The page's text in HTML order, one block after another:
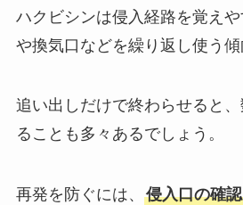
ハクビシンは侵入経路を覚え
や換気口などを繰り返し使う傾
追い出しだけで終わらせると、
ることも多々あるでしょう。
再発を防ぐには、 侵入口の確